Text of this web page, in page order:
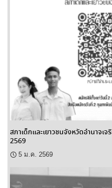
สภาเด็กและเยาวชนจังหวัดอำนาจ
2569
5 ม.ค. 2569